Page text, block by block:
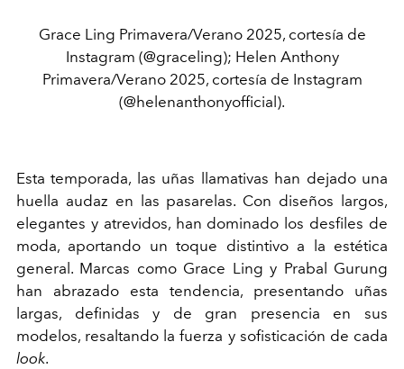
Grace Ling Primavera/Verano 2025, cortesía de
Instagram (@graceling); Helen Anthony
Primavera/Verano 2025, cortesía de Instagram
(@helenanthonyofficial).
Esta temporada, las uñas llamativas han dejado una
huella audaz en las pasarelas. Con diseños largos,
elegantes y atrevidos, han dominado los desfiles de
moda, aportando un toque distintivo a la estética
general. Marcas como Grace Ling y Prabal Gurung
han abrazado esta tendencia, presentando uñas
largas, definidas y de gran presencia en sus
modelos, resaltando la fuerza y sofisticación de cada
look.